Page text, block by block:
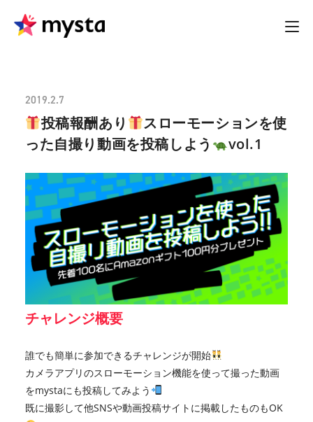
2019.2.7
投稿報酬あり
スローモーションを使
った自撮り動画を投稿しよう
vol.1
チャレンジ概要
誰でも簡単に参加できるチャレンジが開始
カメラアプリのスローモーション機能を使って撮った動画
をmystaにも投稿してみよう
既に撮影して他SNSや動画投稿サイトに掲載したものもOK